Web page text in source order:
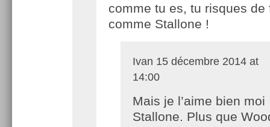
comme tu es, tu risques de
comme Stallone !
Ivan 15 décembre 2014 at
14:00
Mais je l’aime bien moi
Stallone. Plus que